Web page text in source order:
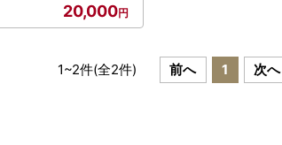
20,000
1~2件(全2件) 前へ 1 次へ